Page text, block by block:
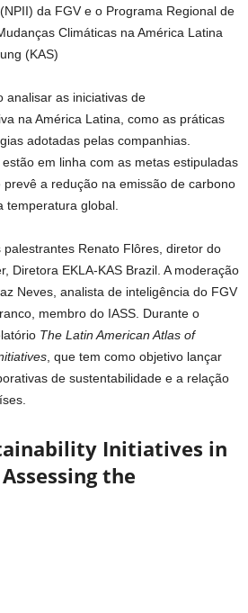
da FGV e o Programa Regional de
Climáticas na América Latina
(KAS)
analisar as iniciativas de
na América Latina, como as práticas
adotadas pelas companhias.
em linha com as metas estipuladas
prevê a redução na emissão de carbono
temperatura global.
Renato Flôres, diretor do
Diretora EKLA-KAS Brazil. A moderação
Neves, analista de inteligência do FGV
membro do IASS. Durante o
The Latin American Atlas of
, que tem como objetivo lançar
de sustentabilidade e a relação
Initiatives in
the